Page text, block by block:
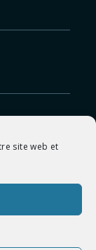
site web et